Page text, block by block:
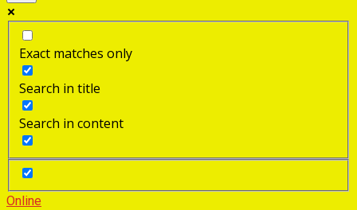
Exact matches only
Search in title
Search in content
Online